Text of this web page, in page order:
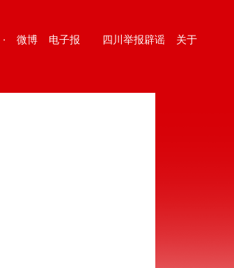
· 微博 电子报 四川举报辟谣 关于